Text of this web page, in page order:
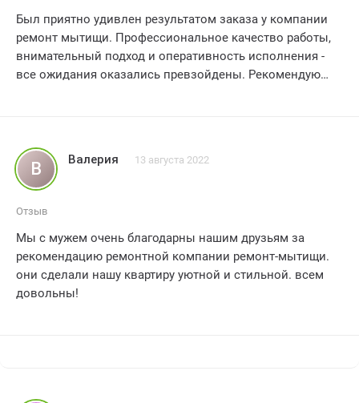
Я рекомендую ремонт мытищи всем ,кто ищет
надежную компанию для ремонта своего жилья. Вы не
пожалеете о своем выборе! ??
Был приятно удивлен результатом заказа у компании
ремонт мытищи. Профессиональное качество работы,
внимательный подход и оперативность исполнения -
все ожидания оказались превзойдены. Рекомендую
В Валерия 13 августа 2022
Отзыв
Мы с мужем очень благодарны нашим друзьям за
рекомендацию ремонтной компании ремонт-мытищи.
они сделали нашу квартиру уютной и стильной. всем
довольны!